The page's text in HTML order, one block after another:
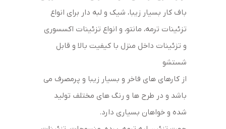
باف کار بسیار زیبا، شیک و لبه دار برای انواع
تزئینات ترمه، مانتو، و انواع تزئینات اکسسوری
و تزئینات داخل منزل با کیفیت بالا و قابل
شستشو
از کارهای های فاخر و بسیار زیبا و پرمصرف می
باشد و در طرح ها و رنگ های مختلف تولید
شده و خواهان بسیاری دارد.